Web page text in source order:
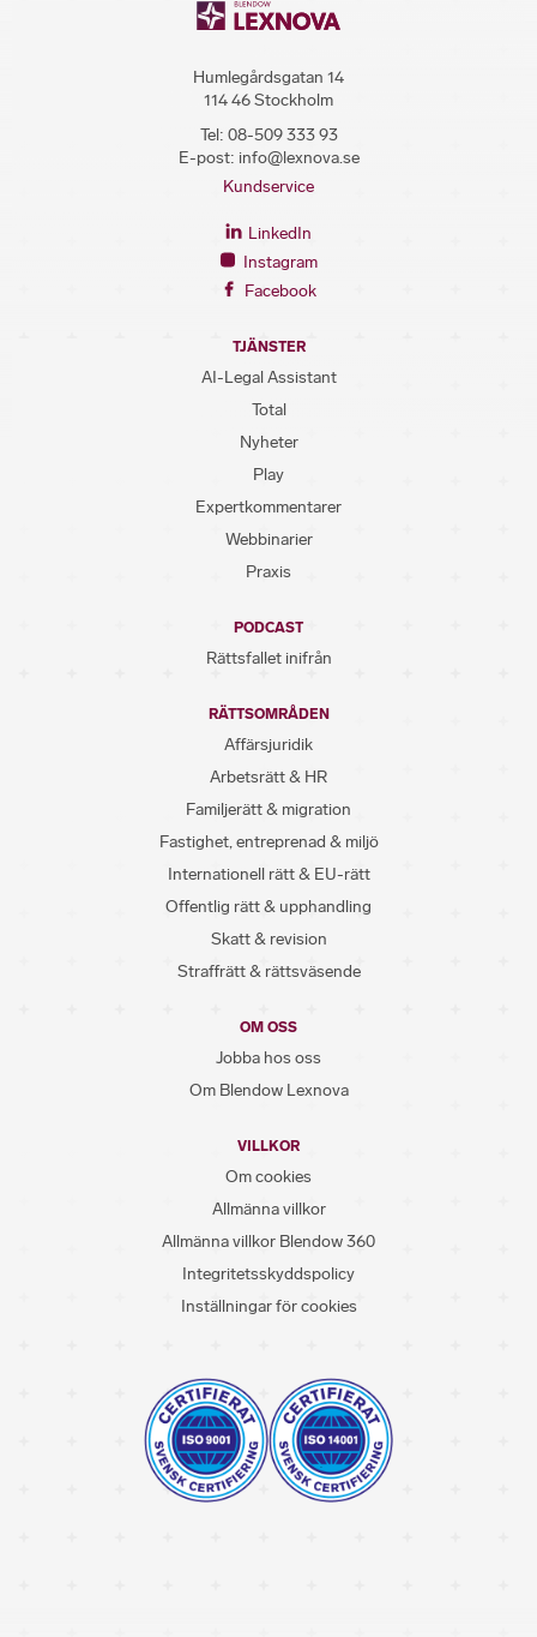
Humlegårdsgatan 14
114 46 Stockholm
Tel: 08-509 333 93
E-post: info@lexnova.se
Kundservice
LinkedIn
Instagram
Facebook
TJÄNSTER
AI-Legal Assistant
Total
Nyheter
Play
Expertkommentarer
Webbinarier
Praxis
PODCAST
Rättsfallet inifrån
RÄTTSOMRÅDEN
Affärsjuridik
Arbetsrätt & HR
Familjerätt & migration
Fastighet, entreprenad & miljö
Internationell rätt & EU-rätt
Offentlig rätt & upphandling
Skatt & revision
Straffrätt & rättsväsende
OM OSS
Jobba hos oss
Om Blendow Lexnova
VILLKOR
Om cookies
Allmänna villkor
Allmänna villkor Blendow 360
Integritetsskyddspolicy
Inställningar för cookies